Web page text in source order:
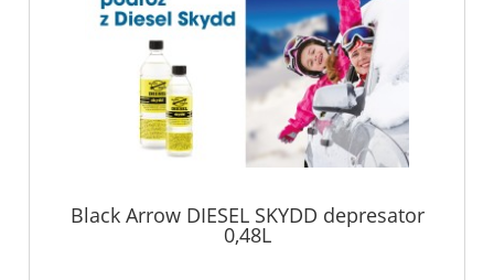
Black Arrow DIESEL SKYDD depresator
0,48L